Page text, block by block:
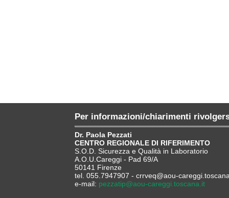
Per informazioni/chiarimenti
Dr. Paola Pezzati
CENTRO REGIONALE DI RIFERIMENTO
S.O.D. Sicurezza e Qualità in Laboratorio
A.O.U.Careggi - Pad 69/A
50141 Firenze
tel. 055.7947907 - crrveq@aou-
e-mail: pezzatip@aou-careggi.toscana.it